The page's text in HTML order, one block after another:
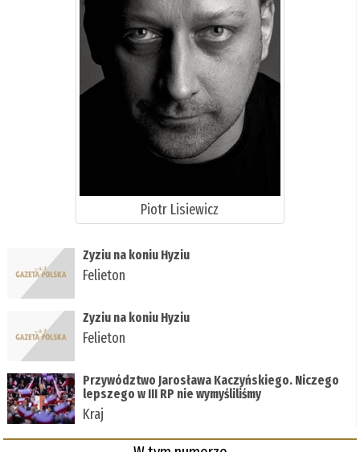
Piotr Lisiewicz
Zyziu na koniu Hyziu
Felieton
Zyziu na koniu Hyziu
Felieton
Przywództwo Jarosława Kaczyńskiego. Niczego
lepszego w III RP nie wymyśliliśmy
Kraj